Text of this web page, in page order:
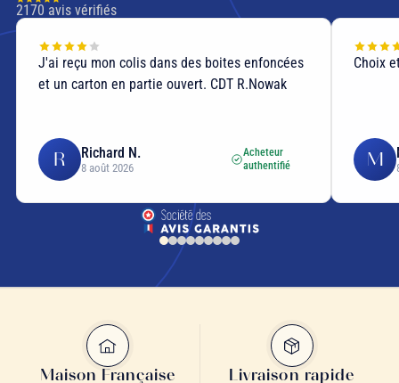
2170 avis vérifiés
J'ai reçu mon colis dans des boites enfoncées
et un carton en partie ouvert. CDT R.Nowak
R Richard N.
8 août 2026
Acheteur
authentifié
Choix
M
Maison Française Livraison rapide